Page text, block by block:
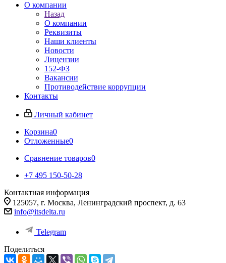
О компании
Назад
О компании
Реквизиты
Наши клиенты
Новости
Лицензии
152-ФЗ
Вакансии
Противодействие коррупции
Контакты
Личный кабинет
Корзина0
Отложенные0
Сравнение товаров0
+7 495 150-50-28
Контактная информация
125057, г. Москва, Ленинградский проспект, д. 63
info@itsdelta.ru
Telegram
Поделиться